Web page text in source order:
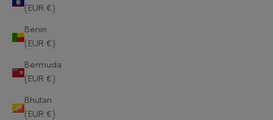
(EUR €)
Benin
(EUR €)
Bermuda
(EUR €)
Bhutan
(EUR €)